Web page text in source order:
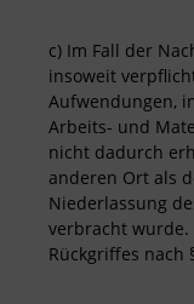
c) Im Fall der
insoweit
Aufwendungen,
Arbeits- und
nicht dadurch
anderen Ort als
Niederlassung
verbracht wurde.
Rückgriffes nach